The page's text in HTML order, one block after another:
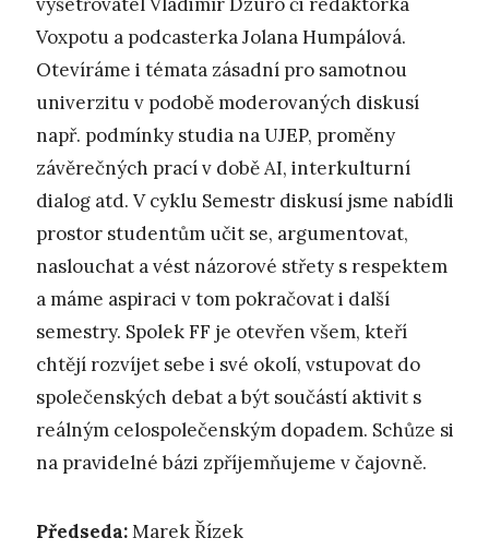
Voxpotu a podcasterka Jolana Humpálová.
Otevíráme i témata zásadní pro samotnou
univerzitu v podobě moderovaných diskusí
např. podmínky studia na UJEP, proměny
závěrečných prací v době AI, interkulturní
dialog atd. V cyklu Semestr diskusí jsme nabídli
prostor studentům učit se, argumentovat,
naslouchat a vést názorové střety s respektem
a máme aspiraci v tom pokračovat i další
semestry. Spolek FF je otevřen všem, kteří
chtějí rozvíjet sebe i své okolí, vstupovat do
společenských debat a být součástí aktivit s
reálným celospolečenským dopadem. Schůze si
na pravidelné bázi zpříjemňujeme v čajovně.
Předseda:Marek Řízek